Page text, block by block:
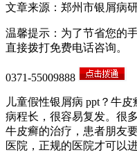
文章来源：郑州市银屑病
温馨提示：为了节省您的
直接拨打免费电话咨询。
0371-55009888
儿童假性银屑病 ppt？牛
病程长，很容易复发。很
牛皮癣的治疗，患者朋友
医院，正规的医院才可以